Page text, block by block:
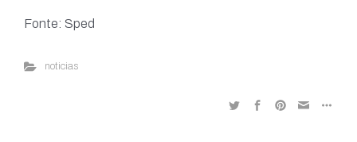
Fonte: Sped
noticias